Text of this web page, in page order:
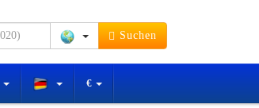
Suchen
€